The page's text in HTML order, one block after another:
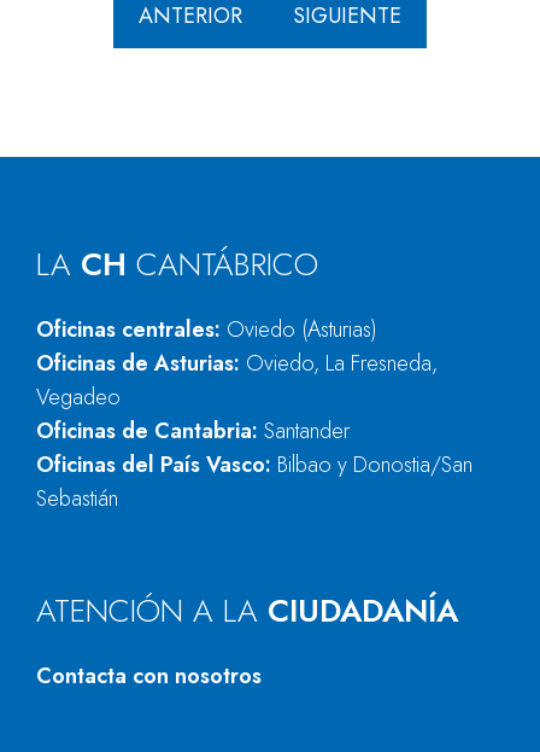
ANTERIOR SIGUIENTE
LA CH CANTÁBRICO
Oficinas centrales: Oviedo (Asturias)
Oficinas de Asturias: Oviedo, La Fresneda,
Vegadeo
Oficinas de Cantabria: Santander
Oficinas del País Vasco: Bilbao y Donostia/San
Sebastián
ATENCIÓN A LA CIUDADANÍA
Contacta con nosotros